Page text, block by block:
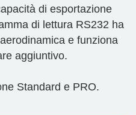
di esportazione
di lettura RS232 ha
e funziona
aggiuntivo.
Standard e PRO.